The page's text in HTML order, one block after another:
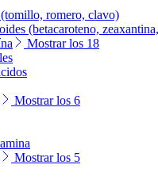
romero, clavo)
(betacaroteno,
Mostrar los 18
Mostrar los 6
Mostrar los 5